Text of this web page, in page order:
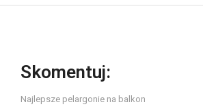
Skomentuj:
Najlepsze pelargonie na balkon